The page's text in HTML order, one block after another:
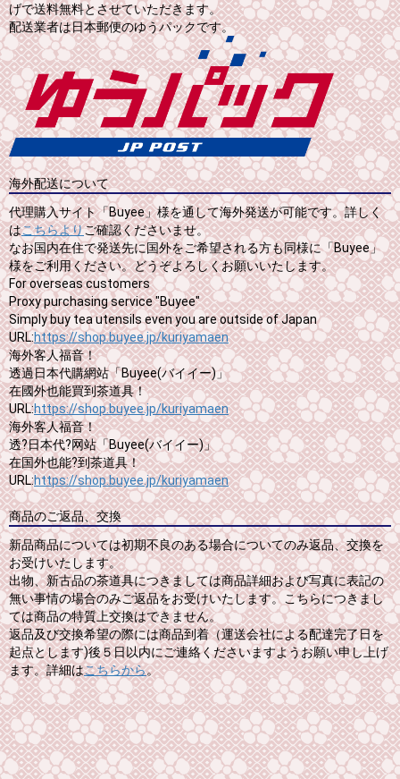
げで送料無料とさせていただきます。
配送業者は日本郵便のゆうパックです。
海外配送について
代理購入サイト「Buyee」様を通して海外発送が可能です。詳しく
はこちらよりご確認くださいませ。
なお国内在住で発送先に国外をご希望される方も同様に「Buyee」
様をご利用ください。どうぞよろしくお願いいたします。
For overseas customers
Proxy purchasing service "Buyee"
Simply buy tea utensils even you are outside of Japan
URL:https://shop.buyee.jp/kuriyamaen
海外客人福音！
透過日本代購網站「Buyee(バイイー)」
在國外也能買到茶道具！
URL:https://shop.buyee.jp/kuriyamaen
海外客人福音！
透?日本代?网站「Buyee(バイイー)」
在国外也能?到茶道具！
URL:https://shop.buyee.jp/kuriyamaen
商品のご返品、交換
新品商品については初期不良のある場合についてのみ返品、交換を
お受けいたします。
出物、新古品の茶道具につきましては商品詳細および写真に表記の
無い事情の場合のみご返品をお受けいたします。こちらにつきまし
ては商品の特質上交換はできません。
返品及び交換希望の際には商品到着（運送会社による配達完了日を
起点とします)後５日以内にご連絡くださいますようお願い申し上げ
ます。詳細はこちらから。